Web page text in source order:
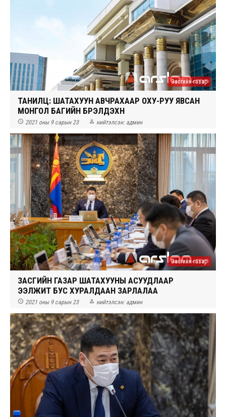
Засгийн газар
ТАНИЛЦ: ШАТАХУУН АВЧРАХААР ОХУ-РУУ ЯВСАН
МОНГОЛ БАГИЙН БҮРЭЛДЭХҮҮН
 2021 оны 9 сарын 23  нийтэлсэн: админ
Засгийн газар
ЗАСГИЙН ГАЗАР ШАТАХУУНЫ АСУУДЛААР
ЭЭЛЖИТ БУС ХУРАЛДААН ЗАРЛАЛАА
 2021 оны 9 сарын 23  нийтэлсэн: админ